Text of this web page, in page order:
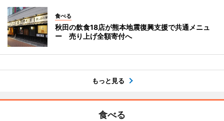
食べる
秋田の飲食18店が熊本地震復興支援で共通メニュ
ー 売り上げ全額寄付へ
もっと見る
食べる